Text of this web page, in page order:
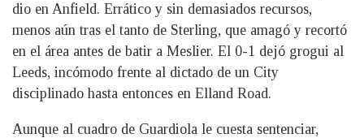
dio en Anfield. Errático y sin demasiados recursos,
menos aún tras el tanto de Sterling, que amagó y recortó
en el área antes de batir a Meslier. El 0-1 dejó grogui al
Leeds, incómodo frente al dictado de un City
disciplinado hasta entonces en Elland Road.
Aunque al cuadro de Guardiola le cuesta sentenciar,